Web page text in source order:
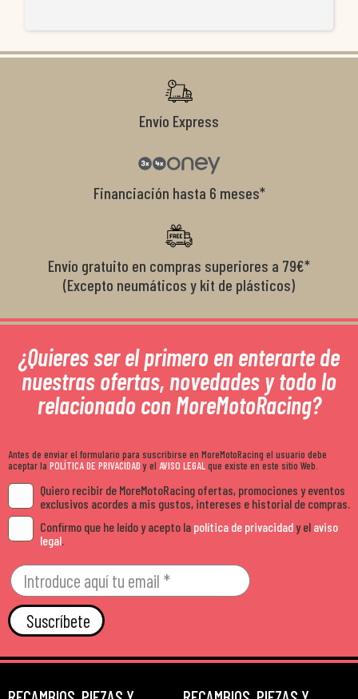
Envío Express
Financiación hasta 6 meses*
Envío gratuito en compras superiores a 79€*
(Excepto neumáticos y kit de plásticos)
¿Quieres ser el primero en enterarte de
nuestras ofertas, novedades y todo lo
relacionado con MoreMotoRacing?
Antes de enviar el formulario para suscribirse en MoreMotoRacing el usuario debe
aceptar la POLÍTICA DE PRIVACIDADy el AVISO LEGALque existe en este sitio Web.
Quiero recibir de MoreMotoRacing ofertas, promociones y eventos
exclusivos acordes a mis gustos, intereses e historial de compras.
Confirmo que he leído y acepto la política de privacidady el aviso
legal.
Suscríbete